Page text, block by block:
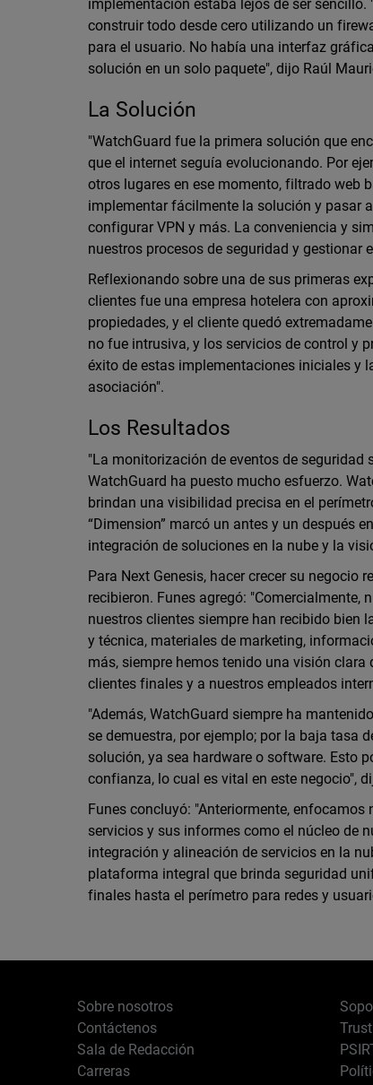
implementación estaba lejos de ser
construir todo desde cero utilizando un
para el usuario. No había una interfaz
solución en un solo paquete", dijo Raúl
La Solución
"WatchGuard fue la primera solución que
que el internet seguía evolucionando. Por
otros lugares en ese momento, filtrado web
implementar fácilmente la solución y pasar
configurar VPN y más. La conveniencia y
nuestros procesos de seguridad y gestionar
Reflexionando sobre una de sus primeras
clientes fue una empresa hotelera con
propiedades, y el cliente quedó
no fue intrusiva, y los servicios de control y
éxito de estas implementaciones iniciales y
asociación".
Los Resultados
"La monitorización de eventos de seguridad
WatchGuard ha puesto mucho esfuerzo.
brindan una visibilidad precisa en el
“Dimension” marcó un antes y un después
integración de soluciones en la nube y la
Para Next Genesis, hacer crecer su
recibieron. Funes agregó:
nuestros clientes siempre han recibido bien
y técnica, materiales de marketing,
más, siempre hemos tenido una visión
clientes finales y a nuestros empleados
"Además, WatchGuard siempre ha
se demuestra, por ejemplo; por la baja tasa
solución, ya sea hardware o software. Esto
confianza, lo cual es vital en este negocio",
Funes concluyó: "Anteriormente,
servicios y sus informes como el núcleo de
integración y alineación de servicios en la
plataforma integral que brinda seguridad
finales hasta el perímetro para redes y
Sobre nosotros
Contáctenos
Sala de Redacción
Carreras